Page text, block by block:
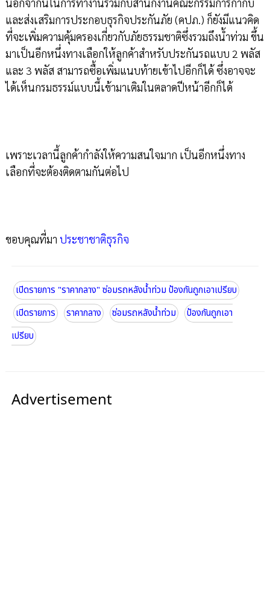
นอกจากนี้ในการทำงานร่วมกับสำนักงานคณะกรรมการกำกับ
และส่งเสริมการประกอบธุรกิจประกันภัย (คปภ.) ก็ยังมีแนวคิด
ที่จะเพิ่มความคุ้มครองเกี่ยวกับภัยธรรมชาติซึ่งรวมถึงน้ำท่วม ขึ้น
มาเป็นอีกหนึ่งทางเลือกให้ลูกค้าสำหรับประกันรถแบบ 2 พลัส
และ 3 พลัส สามารถซื้อเพิ่มแนบท้ายเข้าไปอีกก็ได้ ซึ่งอาจจะ
ได้เห็นกรมธรรม์แบบนี้เข้ามาเติมในตลาดปีหน้าอีกก็ได้
เพราะเวลานี้ลูกค้ากำลังให้ความสนใจมาก เป็นอีกหนึ่งทาง
เลือกที่จะต้องติดตามกันต่อไป
ขอบคุณที่มา ประชาชาติธุรกิจ
เปิดรายการ "ราคากลาง" ซ่อมรถหลังน้ำท่วม ป้องกันถูกเอาเปรียบ
เปิดรายการ
ราคากลาง ซ่อมรถหลังน้ำท่วม
ป้องกันถูกเอา
เปรียบ
Advertisement